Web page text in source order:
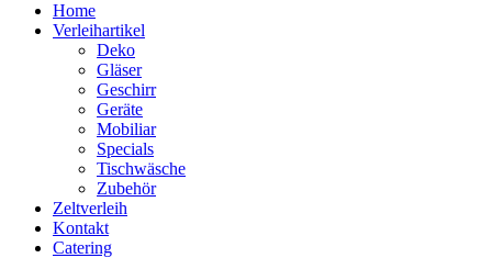
Home
Verleihartikel
Deko
Gläser
Geschirr
Geräte
Mobiliar
Specials
Tischwäsche
Zubehör
Zeltverleih
Kontakt
Catering